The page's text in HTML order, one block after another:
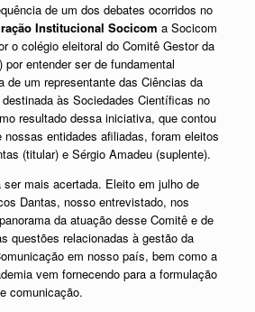
de um dos debates ocorridos no
Institucional Socicom a Socicom
o colégio eleitoral do Comitê Gestor da
por entender ser de fundamental
de um representante das Ciências da
às Sociedades Científicas no
resultado dessa iniciativa, que contou
nossas entidades afiliadas, foram eleitos
(titular) e Sérgio Amadeu (suplente).
ser mais acertada. Eleito em julho de
Dantas, nosso entrevistado, nos
da atuação desse Comitê e de
questões relacionadas à gestão da
em nosso país, bem como a
vem fornecendo para a formulação
comunicação.